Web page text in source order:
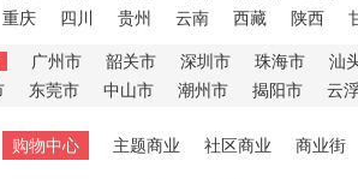
重庆 四川 贵州 云南 西藏 陕西
广州市 韶关市 深圳市 珠海市
汕
东莞市 中山市 潮州市 揭阳市 云
购物中心 主题商业 社区商业 商业街